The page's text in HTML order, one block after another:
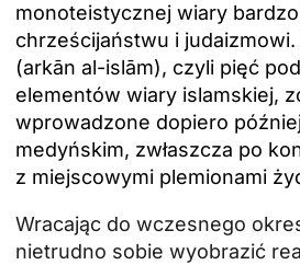
monoteistycznej wiary
chrześcijaństwu i
(arkān al-islām), czyli pięć
elementów wiary islamskiej,
wprowadzone dopiero
medyńskim, zwłaszcza po
z miejscowymi plemionami
Wracając do wczesnego
nietrudno sobie wyobrazić